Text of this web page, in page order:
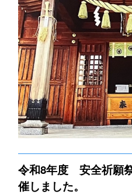
令和8年度 安全祈願
催しました。